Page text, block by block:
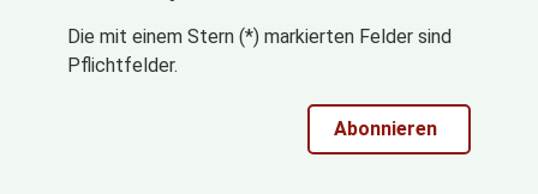
Die mit einem Stern (*) markierten Felder sind
Pflichtfelder.
Abonnieren